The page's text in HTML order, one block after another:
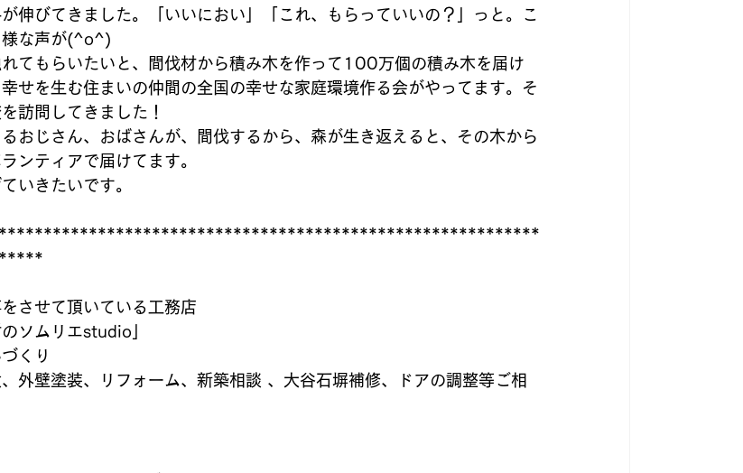
伸びてきました。「いいにおい」「これ、もらっていいの？」っと。こ
様な声が(^o^)
てもらいたいと、間伐材から積み木を作って100万個の積み木を届け
せを生む住まいの仲間の全国の幸せな家庭環境作る会がやってます。そ
訪問してきました！
おじさん、おばさんが、間伐するから、森が生き返えると、その木から
ンティアで届けてます。
いきたいです。
させて頂いている工務店
ソムリエstudio」
くり
外壁塗装、リフォーム、新築相談 、大谷石塀補修、ドアの調整等ご相